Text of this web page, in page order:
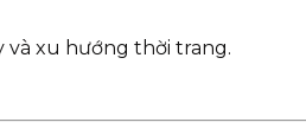
xu hướng thời trang.